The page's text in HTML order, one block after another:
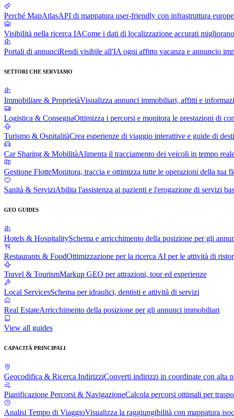
Perché MapAtlasAPI di mappatura user-friendly con infrastruttura
Visibilità nella ricerca IACome i dati di localizzazione accurati
Portali di annunciRendi visibile all'IA ogni affitto vacanza e annuncio
SETTORI CHE SERVIAMO
Immobiliare & ProprietàVisualizza annunci immobiliari, affitti e
Logistica & ConsegnaOttimizza i percorsi e monitora le prestazioni di
Turismo & OspitalitàCrea esperienze di viaggio interattive e guide di
Car Sharing & MobilitàAlimenta il tracciamento dei veicoli in tempo
Gestione FlotteMonitora, traccia e ottimizza tutte le operazioni della tua
Sanità & ServiziAbilita l'assistenza ai pazienti e l'erogazione di servizi
GEO GUIDES
Hotels & HospitalitySchema e arricchimento della posizione per gli
Restaurants & FoodOttimizzazione per la ricerca AI per le attività di
Travel & TourismMarkup GEO per attrazioni, tour ed esperienze
Local ServicesSchema per idraulici, dentisti e attività di servizi
Real EstateArricchimento della posizione per gli annunci immobiliari
View all guides
CAPACITÀ PRINCIPALI
Geocodifica & Ricerca IndirizziConverti indirizzi in coordinate con alta
Pianificazione Percorsi & NavigazioneCalcola percorsi ottimali per
Analisi Tempo di ViaggioVisualizza la raggiungibilità con mappatura